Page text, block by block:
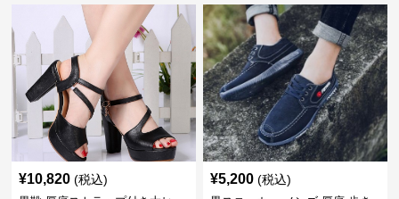
¥10,820 (税込) ¥5,200 (税込)